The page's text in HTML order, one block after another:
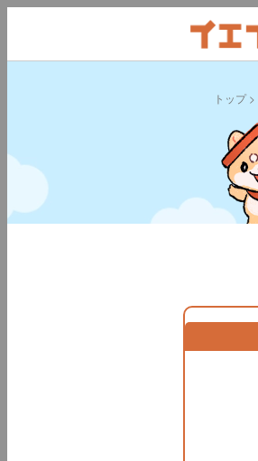
トップ